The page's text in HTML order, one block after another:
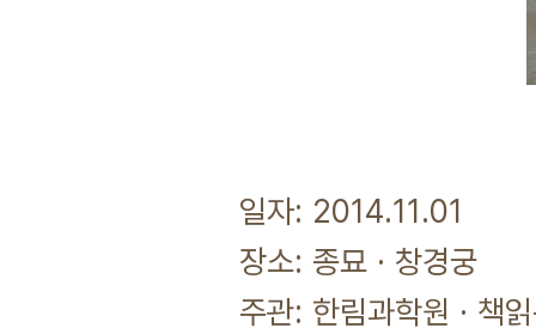
일자: 2014.11.01
장소: 종묘 · 창경궁
주관: 한림과학원 · 책